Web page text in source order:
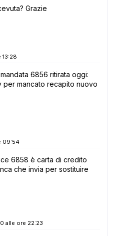
Grazie
6856 ritirata oggi:
per mancato recapito nuovo
09:54
6858 è carta di credito
che invia per sostituire
alle ore 22:23